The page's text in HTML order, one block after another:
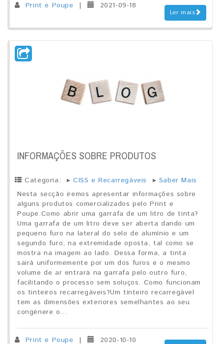
Print e Poupe | 2021-09-18
Ler mais
INFORMAÇÕES SOBRE PRODUTOS
Categoria: ▸CISS e Recarregáveis ▸ Saber Mais
Nesta secção iremos apresentar informações sobre
alguns produtos comercializados pelo Print e
Poupe.Como abrir uma garrafa de um litro de tinta?
Uma garrafa de um litro deve ser aberta dando um
pequeno furo na lateral do selo de alumínio e um
segundo furo, na extremidade oposta, tal como se
mostra na imagem ao lado. Dessa forma, a tinta
sairá uniformemente por um dos furos e o mesmo
volume de ar entrará na garrafa pelo outro furo,
facilitando o processo sem soluços. Como funcionam
os tinteiros recarregáveis?Um tinteiro recarregável
tem as dimensões exteriores semelhantes ao seu
congénere o...
Print e Poupe | 2020-10-10